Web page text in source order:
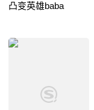
凸变英雄baba